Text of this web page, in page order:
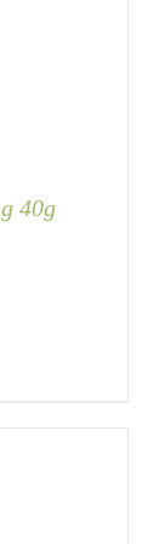
40g